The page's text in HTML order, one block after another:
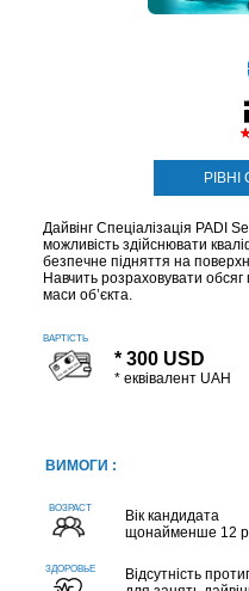
РІВНІ
Дайвінг Спеціалізація PADI
можливість здійснювати
безпечне підняття на
Навчить розраховувати обсяг
маси об’єкта.
ВАРТІСТЬ
* 300 USD
* еквівалент UAH
ВИМОГИ :
Вік кандидата
щонайменше 12
Відсутність